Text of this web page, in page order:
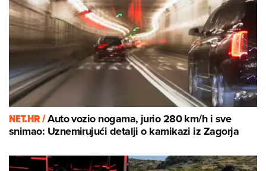
NET.HR /Auto vozio nogama, jurio 280 km/h i sve
snimao: Uznemirujući detalji o kamikazi iz Zagorja